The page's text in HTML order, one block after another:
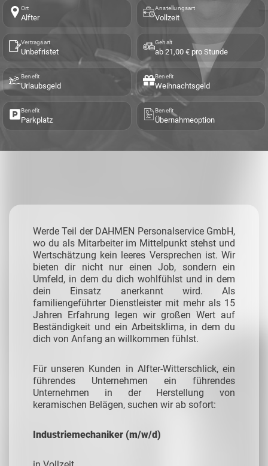
Ort
Alfter
Anstellungsart
Vollzeit
Vertragsart
Unbefristet
Gehalt
ab 21,00 € pro Stunde
Benefit
Urlaubsgeld
Benefit
Weihnachtsgeld
Benefit
Parkplatz
Benefit
Übernahmeoption
Werde Teil der DAHMEN Personalservice GmbH,
wo du als Mitarbeiter im Mittelpunkt stehst und
Wertschätzung kein leeres Versprechen ist. Wir
bieten dir nicht nur einen Job, sondern ein
Umfeld, in dem du dich wohlfühlst und in dem
dein Einsatz anerkannt wird. Als
familiengeführter Dienstleister mit mehr als 15
Jahren Erfahrung legen wir großen Wert auf
Beständigkeit und ein Arbeitsklima, in dem du
dich von Anfang an willkommen fühlst.
Für unseren Kunden in Alfter-Witterschlick, ein
führendes Unternehmen ein führendes
Unternehmen in der Herstellung von
keramischen Belägen, suchen wir ab sofort:
Industriemechaniker (m/w/d)